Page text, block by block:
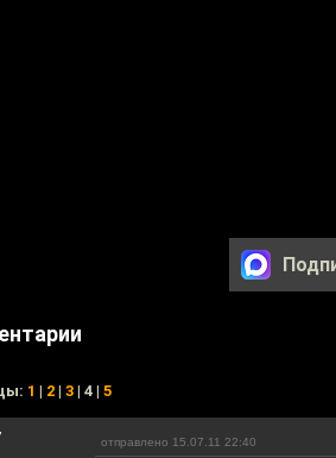
1 | 2 | 3 | 4 | 5
отправлено 15.07.11 22:40